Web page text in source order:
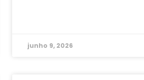
junho 9, 2026